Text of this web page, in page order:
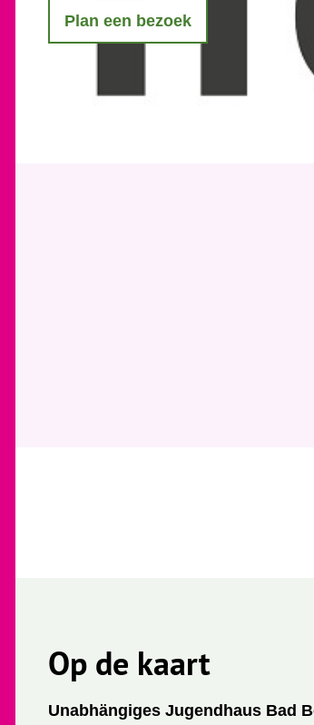
Plan een bezoek
Op de kaart
Unabhängiges Jugendhaus Bad